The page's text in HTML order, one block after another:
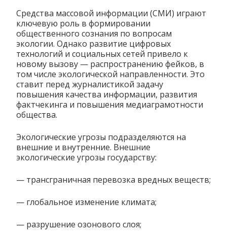
Средства массовой информации (СМИ) играют
ключевую роль в формировании
общественного сознания по вопросам
экологии. Однако развитие цифровых
технологий и социальных сетей привело к
новому вызову — распространению фейков, в
том числе экологической направленности. Это
ставит перед журналистикой задачу
повышения качества информации, развития
фактчекинга и повышения медиаграмотности
общества.
Экологические угрозы подразделяются на
внешние и внутренние. Внешние
экологические угрозы государству:
— трансграничная перевозка вредных веществ;
— глобальное изменение климата;
— разрушение озонового слоя;